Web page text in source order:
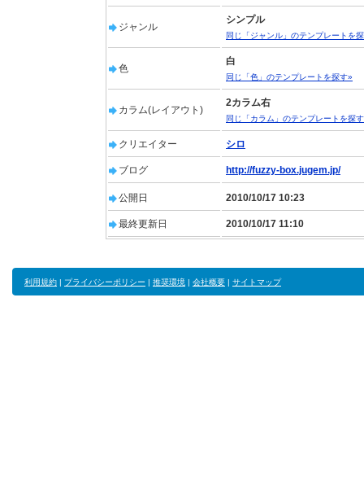
ジャンル
シンプル
同じ「ジャンル」のテンプレートを
色
白
同じ「色」のテンプレートを探す»
カラム(レイアウト)
2カラム右
同じ「カラム」のテンプレートを探
クリエイター シロ
ブログ http://fuzzy-box.jugem.jp/
公開日 2010/10/17 10:23
最終更新日 2010/10/17 11:10
利用規約 | プライバシーポリシー | 推奨環境 | 会社概要 | サイトマップ